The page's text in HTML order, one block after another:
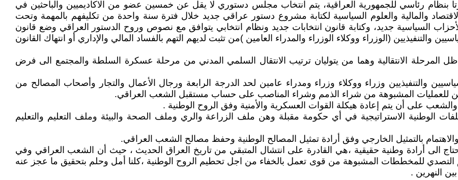
بنظام رئاسي للجمهورية العراقية، يتم انتخاب مجلس دستوري لا يقل عن خمسين عضو من الاكاديميين والباحثين في
والمالية والعلوم السياسية لكتابة مشروع دستور عراقي جديد خلال فترة سنة واحدة من تكليفهم بالمهمة وتحت
السياسية جديد، وكتابة قانون انتخابات جديد ونظام انتخابي يتوافق مع نصوص وروح الدستور العراقي وضع قانون
(الوزراء ووكلاء الوزراء والمدراء العامين )من تثبت لديهم التهم بالفساد المالي والإداري أو انتهاك القانون
المرحلة الانتقالية وهما من يتوليان ترتيب الانتقال السلمي المدني من مرحلة عسكرة السلطة والمجتمع الى فرض
والتنفيذيين وزراء ووكلاء وزراء ومدراء عامين لحد الدرجة الرابعة ورجال الأعمال والتجار وأصحاب المصالح من
الوطنية الاستراتيجية في أي حكومة مقبلة وهن ملف الزراعة والري وملف الصحة والبيئة وملف التعليم والتعليم
تحتاج الى أرادة وطنية حقيقية ،هي القادرة على انتشال المتبقي من تاريخ العراق الحديث ، حيث أن الشعب العراقي وفي
للمخططات المشبوهة من قوى تعمل بالخفاء من اجل تحطيم الروح الوطنية ،كلنا أمل وحلم بتحقيق ما عجز عنه
النهرين .